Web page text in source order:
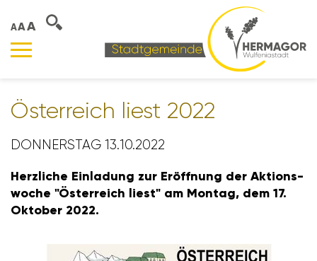
AAA
Öster­reich liest 2022
DONNERSTAG 13.10.2022
Herz­liche Einla­dung zur Eröff­nung der Akti­ons­
woche "Öster­reich liest" am Montag, dem 17.
Oktober 2022.